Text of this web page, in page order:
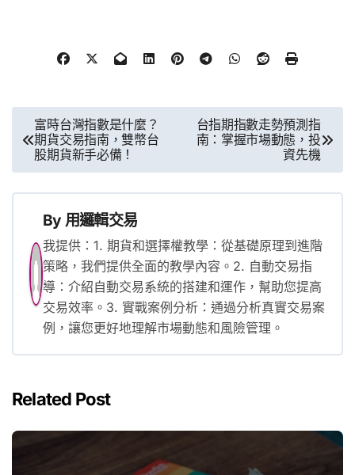
章
導
覽
富時台灣指數是什麼？
期貨交易指南，雙幣台
股期貨新手必備！
台指期指數走勢預測指
南：掌握市場動態，投
資先機
By 用邏輯交易
我提供：1. 期貨和選擇權教學：從基礎原理到進階
策略，我們提供全面的教學內容。2. 自動交易指
導：介紹自動交易系統的搭建和運作，幫助您提高
交易效率。3. 實戰案例分析：通過分析真實交易案
例，讓您更好地理解市場動態和風險管理。
Related Post